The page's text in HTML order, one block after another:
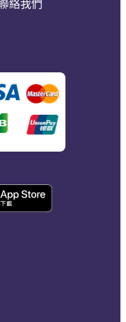
絡我們